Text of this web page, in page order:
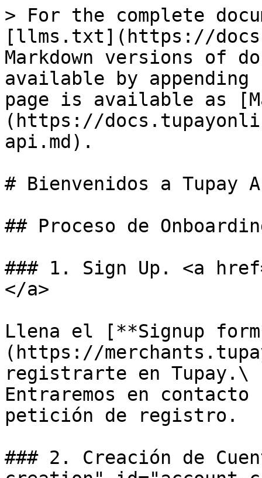
> For the complete
[llms.txt](https://
Markdown versions of
available by
page is available as
(https://
api.md).
# Bienvenidos a Tupay
## Proceso de
### 1. Sign Up. <a
</a>
Llena el [**Signup
(https://
registrarte en Tupay.\
Entraremos en
petición de registro.
### 2. Creación de